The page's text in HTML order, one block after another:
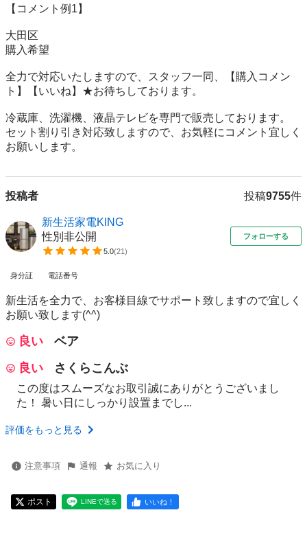
【コメント例1】
大田区
購入希望
全力で対応いたしますので、スタッフ一同、【購入コメン
ト】【いいね】★お待ちしております。
冷蔵庫、洗濯機、液晶テレビを専門で販売しております。
セット割り引き対応致しますので、お気軽にコメント宜しく
お願いします。
投稿者 投稿9755件
新生活家電KING
性別非公開
5.0(21)
フォローする
身分証 電話番号
新生活を全力で、お客様目線でサポート致しますので宜しく
お願い致します(^^)
良い
ベア
良い
さくらこんぶ
この度はスムーズなお取引誠にありがとうございまし
た！ 暑い日にしっかり設置までし...
評価をもっと見る
注意事項 通報 お気に入り
ポスト LINEで送る いいね！